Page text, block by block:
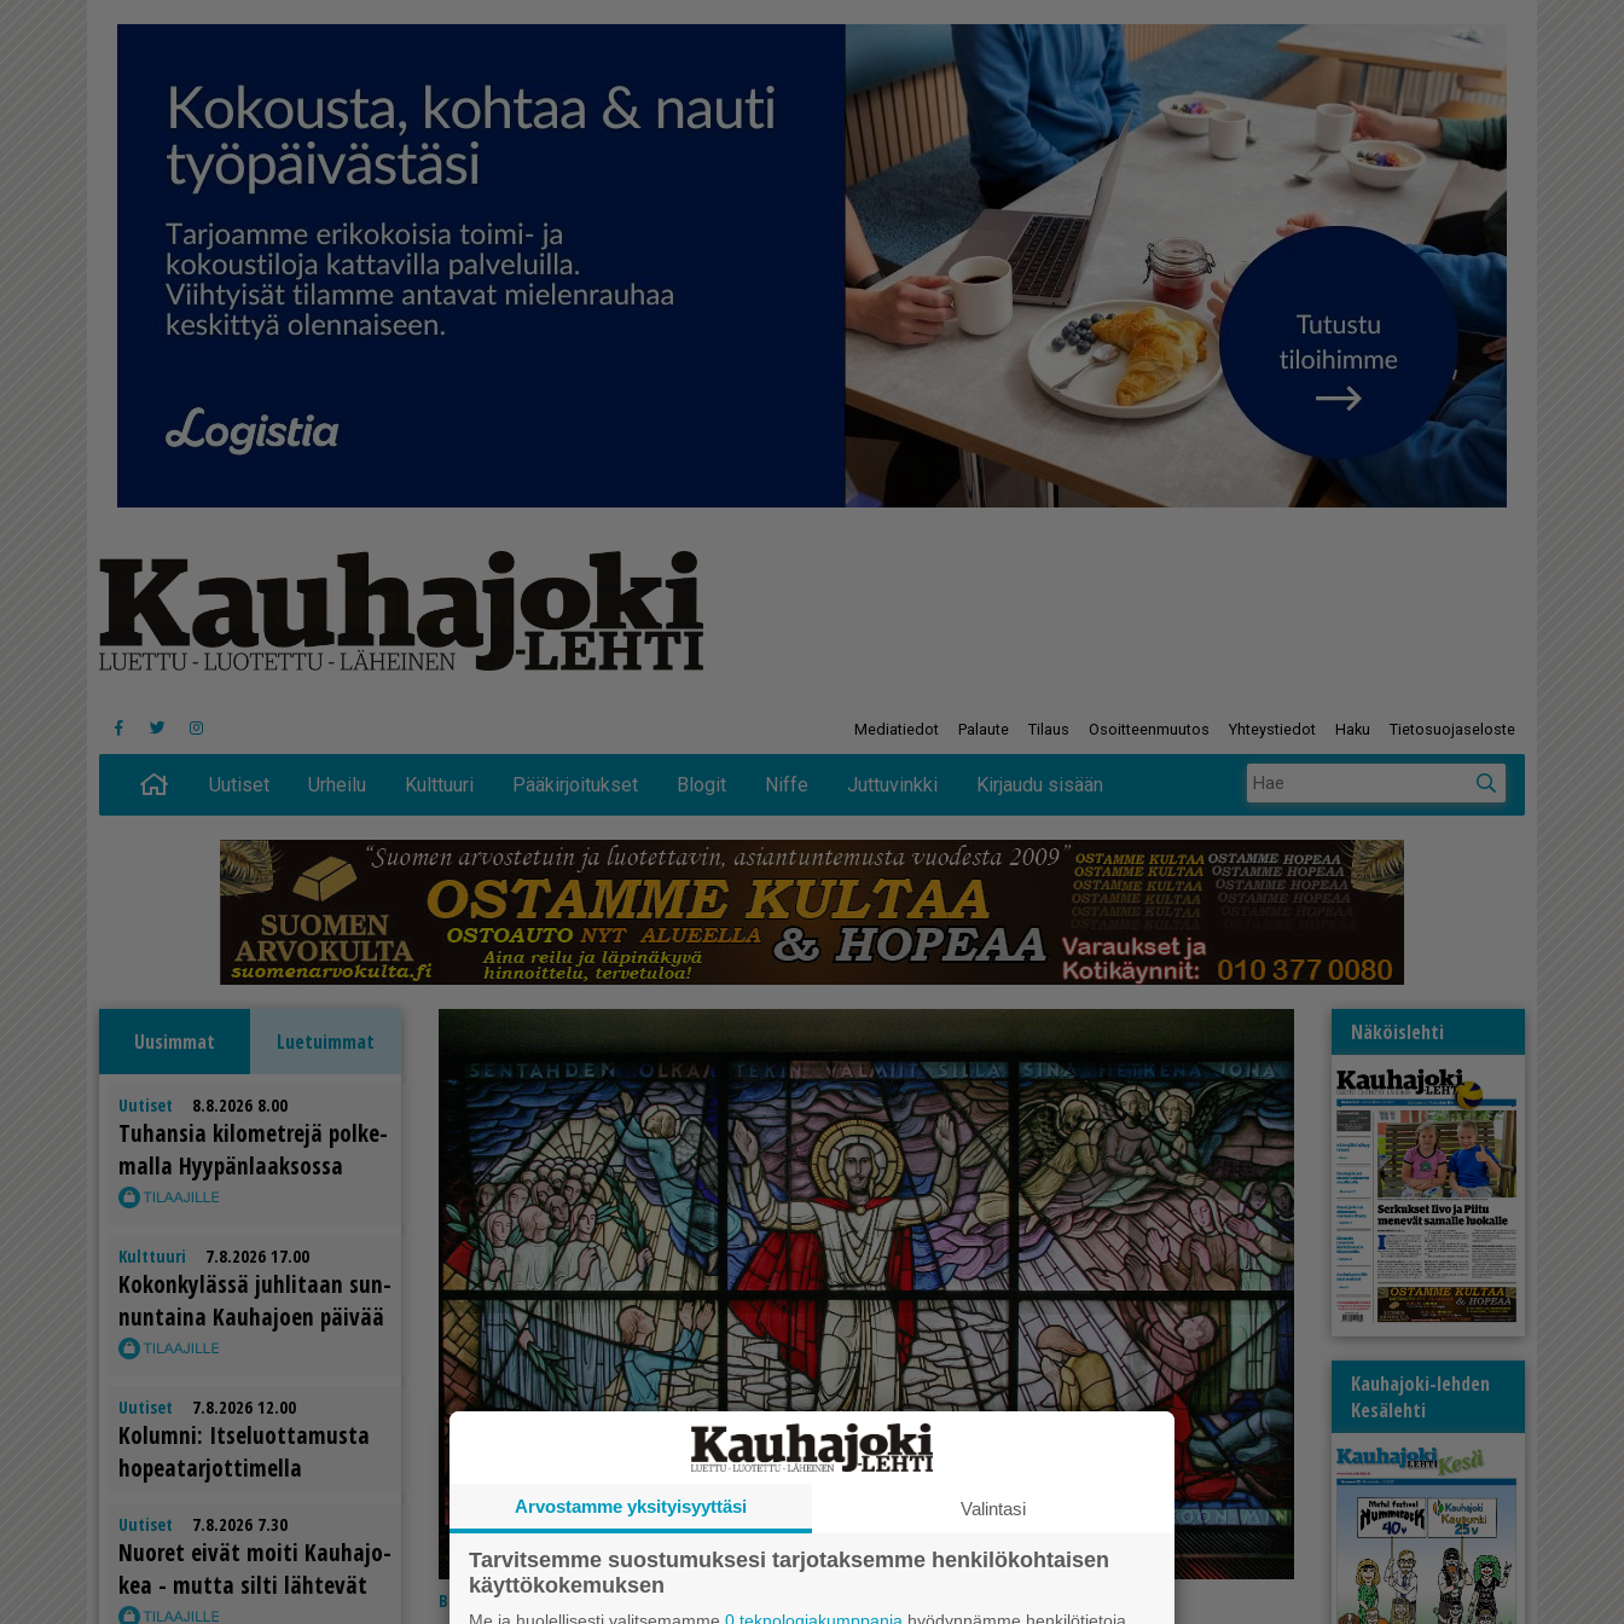
Mediatiedot Palaute Tilaus Osoitteenmuutos Yhteystiedot Haku Tietosuojaseloste
Uutiset Urheilu Kulttuuri Pääkirjoitukset Blogit Niffe Juttuvinkki Kirjaudu sisään
Uusimmat Luetuimmat
Uutiset 8.8.2026 8.00
Tu­han­sia ki­lo­met­re­jä pol­ke­
mal­la Hyy­pän­laak­sos­sa
Kulttuuri 7.8.2026 17.00
Ko­kon­ky­läs­sä juh­li­taan sun­
nun­tai­na Kau­ha­jo­en päi­vää
Uutiset 7.8.2026 12.00
Ko­lum­ni: It­se­luot­ta­mus­ta
ho­pe­a­tar­jot­ti­mel­la
Uutiset 7.8.2026 7.30
Nuo­ret ei­vät moi­ti Kau­ha­jo­
kea - mut­ta sil­ti läh­te­vät
Blogi 5.4.2026 9.00
Näköislehti
Kauhajoki-lehden
Kesälehti
Arvostamme yksityisyyttäsi Valintasi
Tarvitsemme suostumuksesi tarjotaksemme henkilökohtaisen
käyttökokemuksen
Me ja huolellisesti valitsemamme 0 teknologiakumppania hyödynnämme henkilötietoja